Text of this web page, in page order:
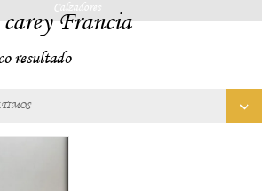
Calzadores
Francia
resultado